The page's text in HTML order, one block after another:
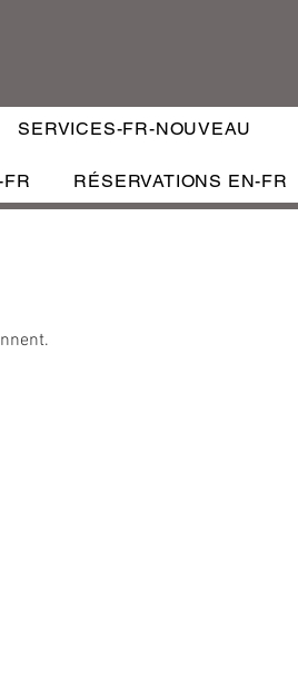
SERVICES-FR-NOUVEAU
FR RÉSERVATIONS EN-FR